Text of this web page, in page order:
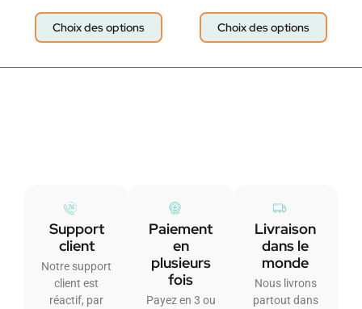
Choix des options Choix des options
Support
client
Notre support
client est
réactif, par
Paiement
en
plusieurs
fois
Payez en 3 ou
Livraison
dans le
monde
Nous livrons
partout dans